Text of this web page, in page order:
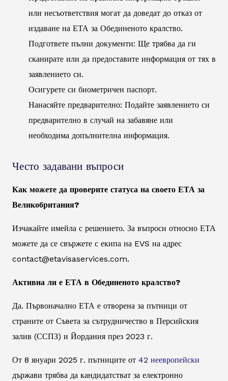
или несъответствия могат да доведат до отказ от
издаване на ЕТА за Обединеното кралство.
Подгответе пълни документи: Ще трябва да ги
сканирате или да предоставите информация от тях в
заявлението си.
Осигурете си биометричен паспорт.
Нанасяйте предварително: Подайте заявлението си
предварително в случай на забавяне или
необходима допълнителна информация.
Често задавани въпроси
Как можете да проверите статуса на своето ЕТА за
Великобритания?
Изчакайте имейла с решението. За въпроси относно ЕТА
можете да се свържете с екипа на EVS на адрес
contact@etavisaservices.com.
Активна ли е ЕТА в Обединеното кралство?
Да. Първоначално ЕТА е отворена за пътници от
страните от Съвета за сътрудничество в Персийския
залив (ССПЗ) и Йордания през 2023 г.
От 8 януари 2025 г. пътниците от 42 неевропейски
държави трябва да кандидатстват за електронно